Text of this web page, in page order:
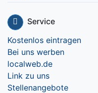
Service
Kostenlos eintragen
Bei uns werben
localweb.de
Link zu uns
Stellenangebote